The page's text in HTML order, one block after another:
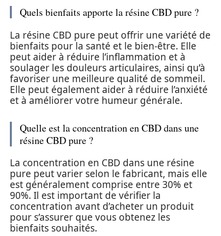
Quels bienfaits apporte la résine CBD pure ?
La résine CBD pure peut offrir une variété de
bienfaits pour la santé et le bien-être. Elle
peut aider à réduire l’inflammation et à
soulager les douleurs articulaires, ainsi qu’à
favoriser une meilleure qualité de sommeil.
Elle peut également aider à réduire l’anxiété
et à améliorer votre humeur générale.
Quelle est la concentration en CBD dans une
résine CBD pure ?
La concentration en CBD dans une résine
pure peut varier selon le fabricant, mais elle
est généralement comprise entre 30% et
90%. Il est important de vérifier la
concentration avant d’acheter un produit
pour s’assurer que vous obtenez les
bienfaits souhaités.